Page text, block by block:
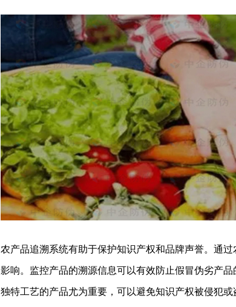
农产品追溯系统有助于保护知识产权和品牌声誉。通
影响。监控产品的溯源信息可以有效防止假冒伪劣产
独特工艺的产品尤为重要，可以避免知识产权被侵犯或